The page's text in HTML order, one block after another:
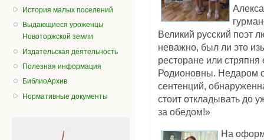
История малых поселений
Выдающиеся уроженцы
Новоторжской земли
Издательская деятельность
Полезная информация
БиблиоАрхив
Нормативные документы
Великий русский поэт
неважно, был ли это
ресторане или
Родионовны. Недаром
сентенций,
стоит откладывать до
за обедом!»
На